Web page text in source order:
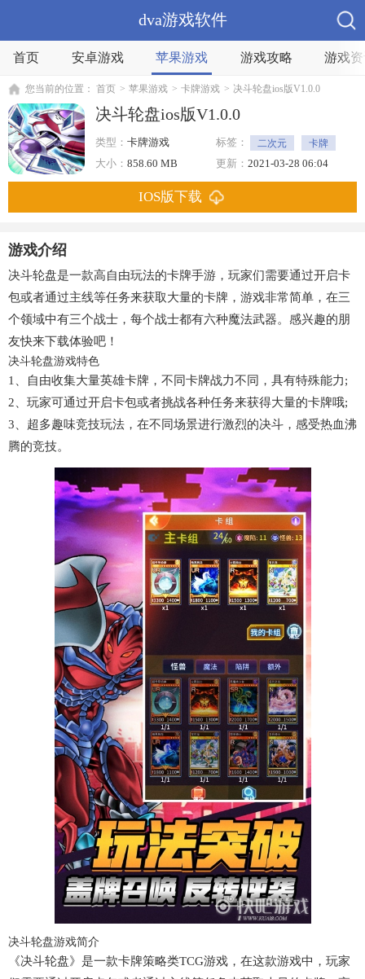
dva游戏软件
首页 安卓游戏 苹果游戏 游戏攻略 游戏
您当前的位置： 首页 > 苹果游戏 > 卡牌游戏 > 决斗轮盘ios版V1.0.0
决斗轮盘ios版V1.0.0
类型： 卡牌游戏 标签： 二次元
卡牌
竞技
大小： 858.60 MB 更新： 2021-03-28 06:04
IOS版下载
游戏介绍
决斗轮盘是一款高自由玩法的卡牌手游，玩家们需要通过开启卡
包或者通过主线等任务来获取大量的卡牌，游戏非常简单，在三
个领域中有三个战士，每个战士都有六种魔法武器。感兴趣的朋
友快来下载体验吧！
决斗轮盘游戏特色
1、自由收集大量英雄卡牌，不同卡牌战力不同，具有特殊能力;
2、玩家可通过开启卡包或者挑战各种任务来获得大量的卡牌哦;
3、超多趣味竞技玩法，在不同场景进行激烈的决斗，感受热血沸
腾的竞技。
决斗轮盘游戏简介
《决斗轮盘》是一款卡牌策略类TCG游戏，在这款游戏中，玩家